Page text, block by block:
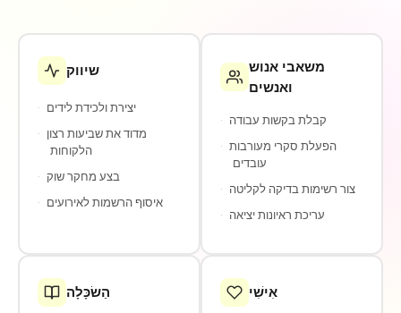
שיווק
· יצירת ולכידת לידים
·
הלקוחות
· בצע מחקר שוק
· איסוף הרשמות לאירועים
משאבי אנוש
ואנשים
· קבלת בקשות עבודה
·
עובדים
· צור רשימות בדיקה לקליטה
· עריכת ראיונות יציאה
הַשׂכָּלָה אִישִׁי